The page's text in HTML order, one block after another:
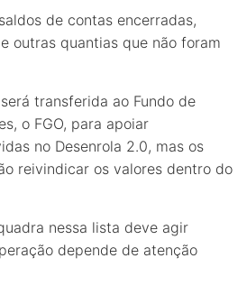
de contas encerradas,
outras quantias que não foram
transferida ao Fundo de
o FGO, para apoiar
no Desenrola 2.0, mas os
reivindicar os valores dentro do
nessa lista deve agir
depende de atenção